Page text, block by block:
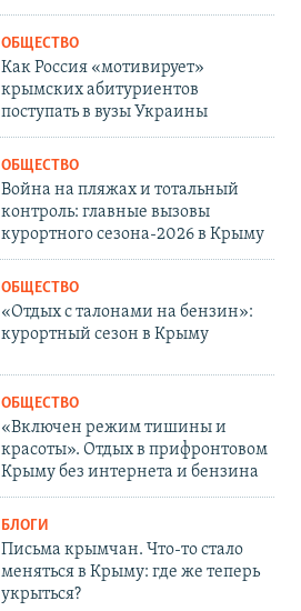
ОБЩЕСТВО
Как Россия «мотивирует»
крымских абитуриентов
поступать в вузы Украины
ОБЩЕСТВО
Война на пляжах и тотальный
контроль: главные вызовы
курортного сезона-2026 в Крыму
ОБЩЕСТВО
«Отдых с талонами на бензин»:
курортный сезон в Крыму
ОБЩЕСТВО
«Включен режим тишины и
красоты». Отдых в прифронтовом
Крыму без интернета и бензина
БЛОГИ
Письма крымчан. Что-то стало
меняться в Крыму: где же теперь
укрыться?